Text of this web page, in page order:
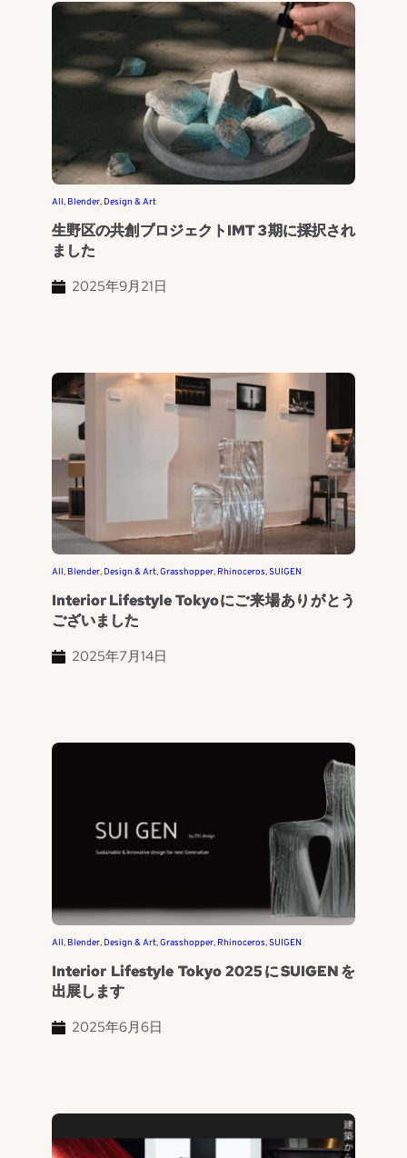
All, Blender, Design & Art
生野区の共創プロジェクトIMT 3期に採択され
ました
2025年9月21日
All, Blender, Design & Art, Grasshopper, Rhinoceros, SUIGEN
Interior Lifestyle Tokyoにご来場ありがとう
ございました
2025年7月14日
All, Blender, Design & Art, Grasshopper, Rhinoceros, SUIGEN
Interior Lifestyle Tokyo 2025にSUIGENを
出展します
2025年6月6日